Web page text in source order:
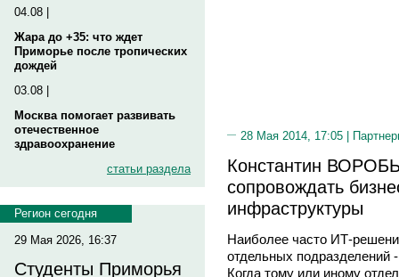
04.08 |
Жара до +35: что ждет
Приморье после тропических
дождей
03.08 |
Москва помогает развивать
отечественное
здравоохранение
статьи раздела
Регион сегодня
29 Мая 2026, 16:37
Студенты Приморья
28 Мая 2014, 17:05 |
Константин
сопровождать
инфраструктуры
Наиболее часто ИТ-
отдельных подразделений
Когда тому или иному